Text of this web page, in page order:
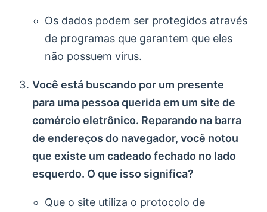
Os dados podem ser protegidos através
de programas que garantem que eles
não possuem vírus.
Você está buscando por um presente
para uma pessoa querida em um site de
comércio eletrônico. Reparando na barra
de endereços do navegador, você notou
que existe um cadeado fechado no lado
esquerdo. O que isso significa?
Que o site utiliza o protocolo de